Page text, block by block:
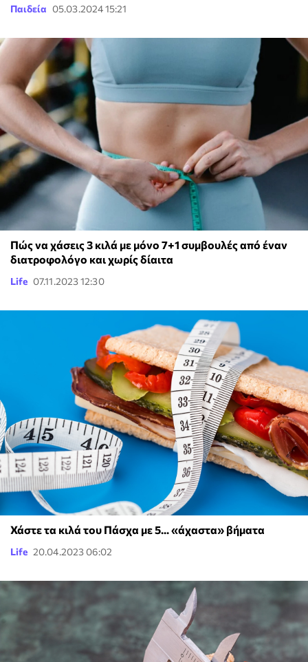
Παιδεία 05.03.2024 15:21
Πώς να χάσεις 3 κιλά με μόνο 7+1 συμβουλές από έναν
διατροφολόγο και χωρίς δίαιτα
Life 07.11.2023 12:30
Χάστε τα κιλά του Πάσχα με 5... «άχαστα» βήματα
Life 20.04.2023 06:02